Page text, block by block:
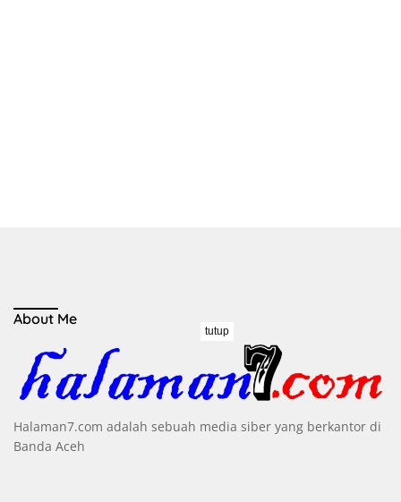
About Me
Halaman7.com adalah sebuah media siber yang berkantor di
Banda Aceh
tutup